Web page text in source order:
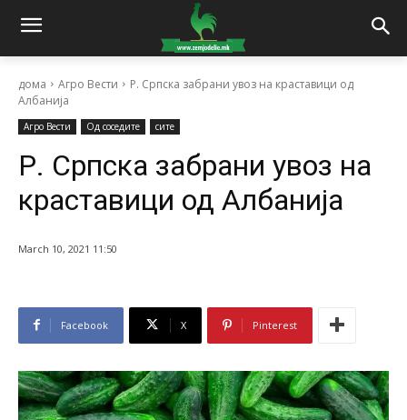
дома Агро Вести
Р. Српска забрани увоз на краставици од
Албанија
Агро Вести Од соседите сите
Р. Српска забрани увоз на
краставици од Албанија
March 10, 2021 11:50
Facebook X Pinterest